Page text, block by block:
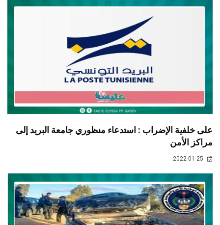
على خلفية الإضراب : استدعاء منظوري جامعة البريد إلى
مراكز الأمن